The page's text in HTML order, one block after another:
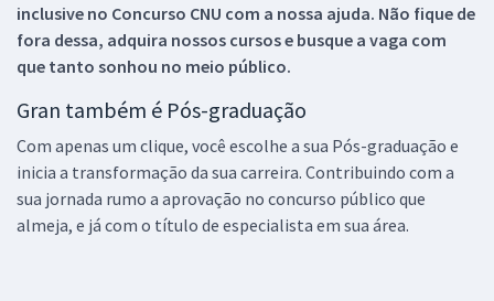
inclusive no Concurso CNU com a nossa ajuda. Não fique de
fora dessa, adquira nossos cursos e busque a vaga com
que tanto sonhou no meio público.
Gran também é Pós-graduação
Com apenas um clique, você escolhe a sua Pós-graduação e
inicia a transformação da sua carreira. Contribuindo com a
sua jornada rumo a aprovação no concurso público que
almeja, e já com o título de especialista em sua área.